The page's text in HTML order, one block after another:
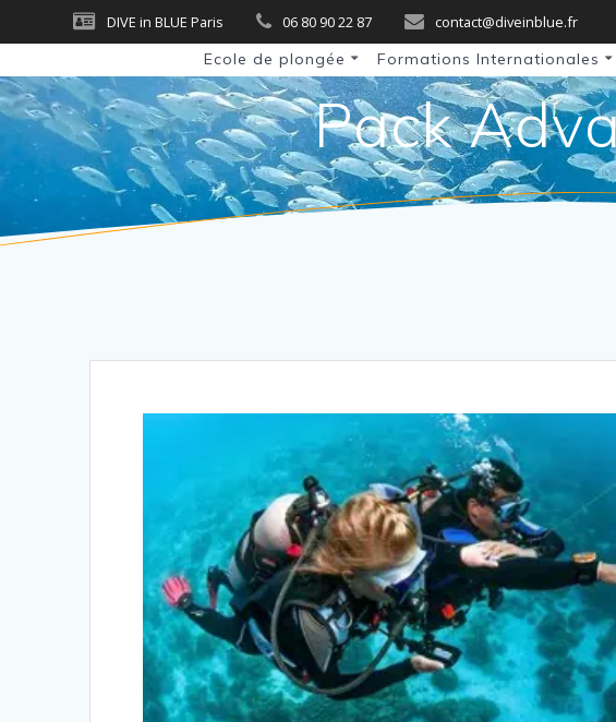
to
DIVE in BLUE Paris 06 80 90 22 87
contact@diveinblue.fr
Ecole de plongée
Formations Internationales
Pack